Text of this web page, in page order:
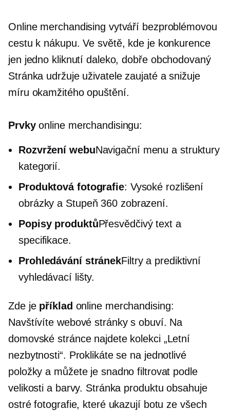
Online merchandising vytváří bezproblémovou
cestu k nákupu. Ve světě, kde je konkurence
jen jedno kliknutí daleko,dobře obchodovaný
Stránka udržuje uživatele zaujaté a snižuje
míru okamžitého opuštění.
Prvkyonline merchandisingu:
Rozvržení webuNavigační menu a struktury
kategorií.
Produktová fotografie: Vysoké rozlišení
obrázky a Stupeň 360 zobrazení.
Popisy produktůPřesvědčivý text a
specifikace.
Prohledávání stránekFiltry a prediktivní
vyhledávací lišty.
Zde je příklad online merchandising:
Navštívíte webové stránky s obuví. Na
domovské stránce najdete kolekci „Letní
nezbytnosti“. Proklikáte se na jednotlivé
položky a můžete je snadno filtrovat podle
velikosti a barvy. Stránka produktu obsahuje
ostré fotografie, které ukazují botu ze všech